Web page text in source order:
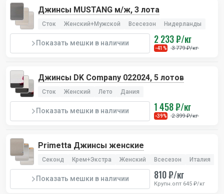
Джинсы MUSTANG м/ж, 3 лота
Сток Женский+Мужской Всесезон Нидерланды
Показать мешки в наличии 2 233 ₽/кг
-41% 3 779 ₽/кг
Джинсы DK Company 022024, 5 лотов
Сток Женский Лето Дания
Показать мешки в наличии 1 458 ₽/кг
-39% 2 399 ₽/кг
Primetta Джинсы женские
Секонд Крем+Экстра Женский Всесезон Италия
Показать мешки в наличии 810 ₽/кг
Крупн.опт 645 ₽/кг